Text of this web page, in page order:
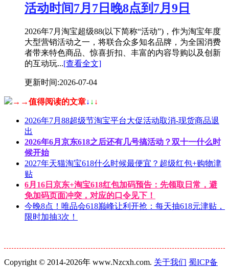
活动时间7月7日晚8点到7月9日
2026年7月淘宝超级88(以下简称“活动”)，作为淘宝年度
大型营销活动之一，将联合众多知名品牌，为全国消费
者带来特色商品、惊喜折扣、丰富的内容导购以及创新
的互动玩...[查看全文]
更新时间:2026-07-04
→→值得阅读的文章↓ ↓ ↓
2026年7月88超级节淘宝平台大促活动取消-现货商品退
出
2026年6月京东618之后还有几号搞活动？双十一什么时
候开始
2027年天猫淘宝618什么时候最便宜？超级红包+购物津
贴
6月16日京东+淘宝618红包加码预告：先领取日常，避
免加码页面冲突，对应的口令见下！
今晚8点！唯品会618巅峰让利开抢：每天抽618元津贴，
限时加抽3次！
Copyright © 2014-2026年 www.Nzcxh.com. 关于我们 蜀ICP备